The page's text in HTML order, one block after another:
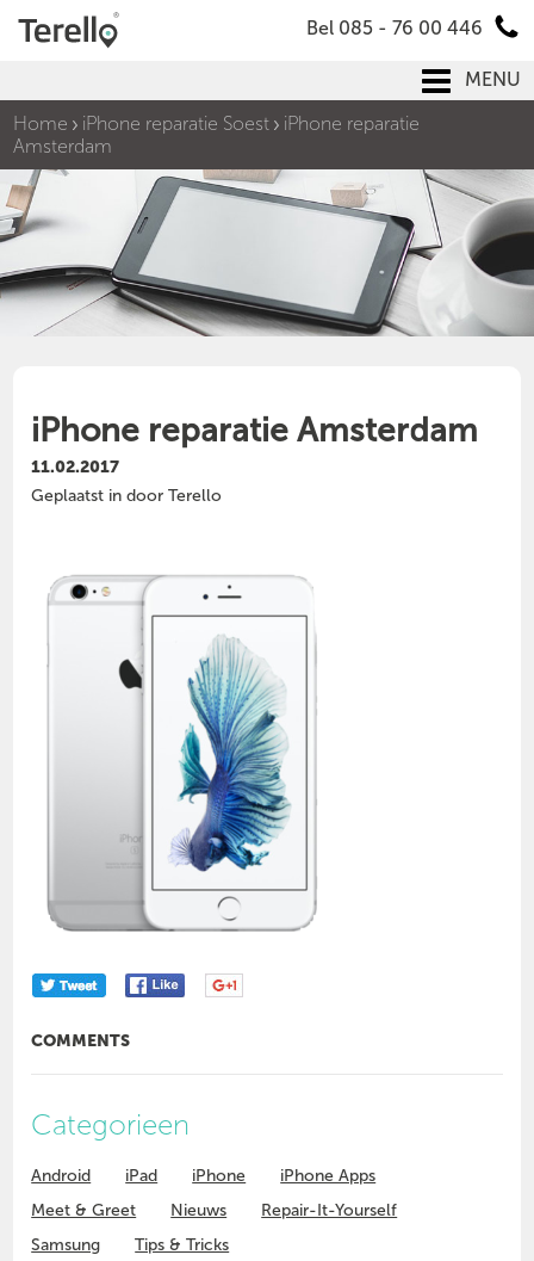
Bel 085 - 76 00 446
MENU
Home
iPhone reparatie Soest
iPhone reparatie
Amsterdam
iPhone reparatie Amsterdam
11.02.2017
Geplaatst in door Terello
COMMENTS
Categorieen
Android iPad iPhone
iPhone Apps
Meet & Greet
Nieuws
Repair-It-Yourself
Samsung
Tips & Tricks